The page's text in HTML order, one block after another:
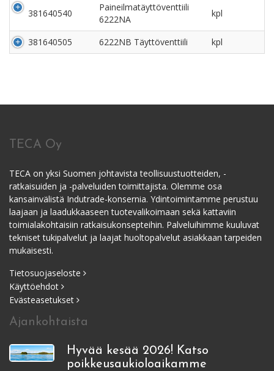
381640540
Paineilmatäyttöventtiili
6222NA
kpl
381640505 6222NB Täyttöventtiili kpl
TECA Oy
TECA on yksi Suomen johtavista teollisuustuotteiden, -
ratkaisuiden ja -palveluiden toimittajista. Olemme osa
kansainvälistä Indutrade-konsernia. Ydintoimintamme perustuu
laajaan ja laadukkaaseen tuotevalikoimaan sekä kattaviin
toimialakohtaisiin ratkaisukonsepteihin. Palveluihimme kuuluvat
tekniset tukipalvelut ja laajat huoltopalvelut asiakkaan tarpeiden
mukaisesti.
Tietosuojaseloste
Käyttöehdot
Evästeasetukset
Ajankohtaista
Hyvää kesää 2026! Katso
poikkeusaukioloaikamme